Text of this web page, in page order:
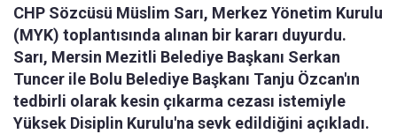
CHP Sözcüsü Müslim Sarı, Merkez Yönetim Kurulu
(MYK) toplantısında alınan bir kararı duyurdu.
Sarı, Mersin Mezitli Belediye Başkanı Serkan
Tuncer ile Bolu Belediye Başkanı Tanju Özcan'ın
tedbirli olarak kesin çıkarma cezası istemiyle
Yüksek Disiplin Kurulu'na sevk edildiğini açıkladı.